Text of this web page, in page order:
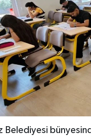
Belediyesi